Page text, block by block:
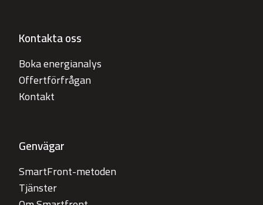
Kontakta oss
Boka energianalys
Offertförfrågan
Kontakt
Genvägar
SmartFront-metoden
Tjänster